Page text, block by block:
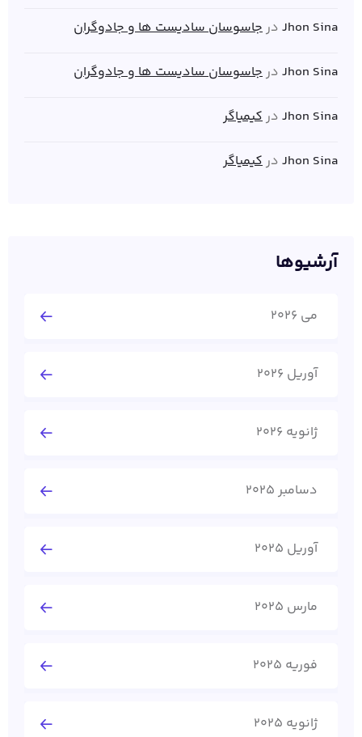
Jhon Sina درجاسوسان سادیست ها و جادوگران
Jhon Sina درجاسوسان سادیست ها و جادوگران
Jhon Sina درکیمیاگر
Jhon Sina درکیمیاگر
آرشیوها
می 2026
آوریل 2026
ژانویه 2026
دسامبر 2025
آوریل 2025
مارس 2025
فوریه 2025
ژانویه 2025